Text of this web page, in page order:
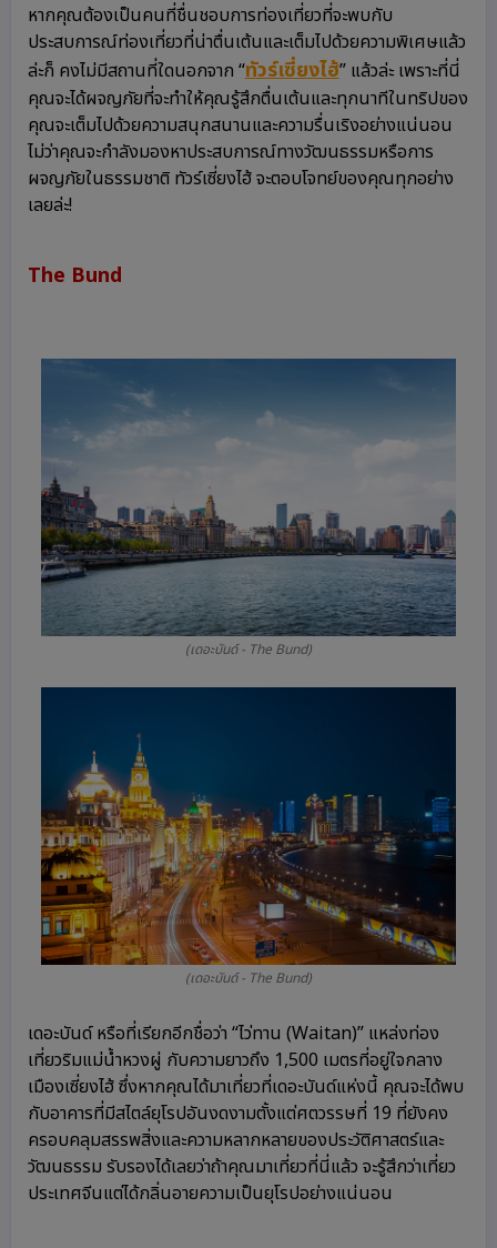
หากคุณต้องเป็นคนที่ชื่นชอบการท่องเที่ยวที่จะพบกับ
ประสบการณ์ท่องเที่ยวที่น่าตื่นเต้นและเต็มไปด้วยความพิเศษแล้ว
ล่ะก็ คงไม่มีสถานที่ใดนอกจาก “ทัวร์เซี่ยงไฮ้” แล้วล่ะ เพราะที่นี่
คุณจะได้ผจญภัยที่จะทำให้คุณรู้สึกตื่นเต้นและทุกนาทีในทริปของ
คุณจะเต็มไปด้วยความสนุกสนานและความรื่นเริงอย่างแน่นอน
ไม่ว่าคุณจะกำลังมองหาประสบการณ์ทางวัฒนธรรมหรือการ
ผจญภัยในธรรมชาติ ทัวร์เซี่ยงไฮ้ จะตอบโจทย์ของคุณทุกอย่าง
เลยล่ะ!
The Bund
(เดอะบันด์ - The Bund)
(เดอะบันด์ - The Bund)
เดอะบันด์ หรือที่เรียกอีกชื่อว่า “ไว่ทาน (Waitan)” แหล่งท่อง
เที่ยวริมแม่น้ำหวงผู่ กับความยาวถึง 1,500 เมตรที่อยู่ใจกลาง
เมืองเซี่ยงไฮ้ ซึ่งหากคุณได้มาเที่ยวที่เดอะบันด์แห่งนี้ คุณจะได้พบ
กับอาคารที่มีสไตล์ยุโรปอันงดงามตั้งแต่ศตวรรษที่ 19 ที่ยังคง
ครอบคลุมสรรพสิ่งและความหลากหลายของประวัติศาสตร์และ
วัฒนธรรม รับรองได้เลยว่าถ้าคุณมาเที่ยวที่นี่แล้ว จะรู้สึกว่าเที่ยว
ประเทศจีนแต่ได้กลิ่นอายความเป็นยุโรปอย่างแน่นอน